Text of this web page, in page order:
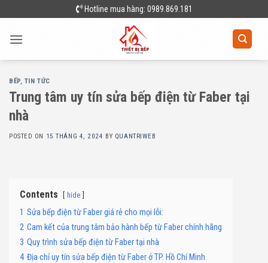
to
content
Hotline mua hàng: 0989.869.181
BẾP, TIN TỨC
Trung tâm uy tín sửa bếp điện từ Faber tại
nhà
POSTED ON 15 THÁNG 4, 2024 BY QUANTRIWEB
Contents hide
1 Sửa bếp điện từ Faber giá rẻ cho mọi lỗi:
2 Cam kết của trung tâm bảo hành bếp từ Faber chính hãng
3 Quy trình sửa bếp điện từ Faber tại nhà
4 Địa chỉ uy tín sửa bếp điện từ Faber ở TP. Hồ Chí Minh